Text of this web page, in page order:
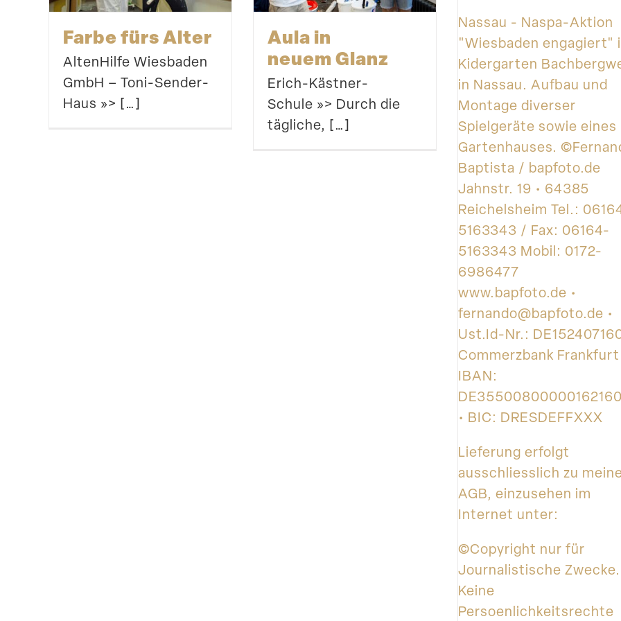
Farbe fürs Alter
Alten­Hilfe Wiesbaden
GmbH – Toni-Sender-
Haus »> […]
Aula in
neuem Glanz
Erich-Kästner-
Schule »> Durch die
tägliche, […]
Nassau - Naspa-Aktion
"Wiesbaden engagiert"
Kidergarten
in Nassau. Aufbau und
Montage diverser
Spielgeräte sowie eines
Gartenhauses.
Baptista / bapfoto.de
Jahnstr. 19 • 64385
Reichelsheim Tel.:
5163343 / Fax: 06164-
5163343 Mobil: 0172-
6986477
www.bapfoto.de •
fernando@bapfoto.de •
Ust.Id-Nr.:
Commerzbank Frankfurt
IBAN:
• BIC: DRESDEFFXXX
Lieferung erfolgt
ausschliesslich zu
AGB, einzusehen im
Internet unter:
©Copyright nur für
Journalistische Zwecke.
Keine
Persoenlichkeitsrechte